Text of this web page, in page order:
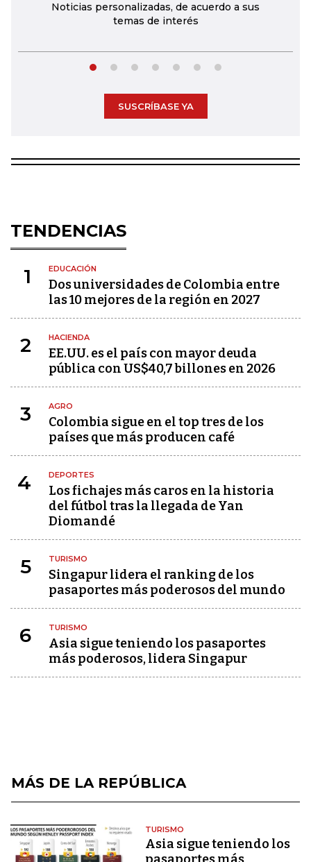
Noticias personalizadas, de acuerdo a sus
temas de interés
SUSCRÍBASE YA
TENDENCIAS
1 EDUCACIÓN
Dos universidades de Colombia entre
las 10 mejores de la región en 2027
2 HACIENDA
EE.UU. es el país con mayor deuda
pública con US$40,7 billones en 2026
3 AGRO
Colombia sigue en el top tres de los
países que más producen café
4 DEPORTES
Los fichajes más caros en la historia
del fútbol tras la llegada de Yan
Diomandé
5 TURISMO
Singapur lidera el ranking de los
pasaportes más poderosos del mundo
6 TURISMO
Asia sigue teniendo los pasaportes
más poderosos, lidera Singapur
MÁS DE LA REPÚBLICA
TURISMO
Asia sigue teniendo los